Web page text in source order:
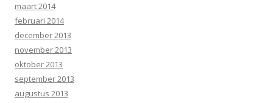
maart 2014
februari 2014
december 2013
november 2013
oktober 2013
september 2013
augustus 2013